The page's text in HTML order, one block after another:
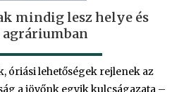
mindig lesz helye és
agráriumban
óriási lehetőségek rejlenek az
a jövőnk egyik kulcságazata –